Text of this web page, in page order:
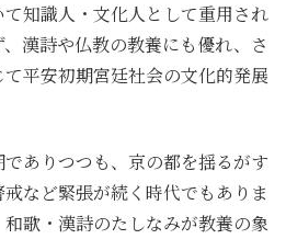
知識人・文化人として重用され
漢詩や仏教の教養にも優れ、さ
平安初期宮廷社会の文化的発展
ありつつも、京の都を揺るがす
など緊張が続く時代でもありま
歌・漢詩のたしなみが教養の象